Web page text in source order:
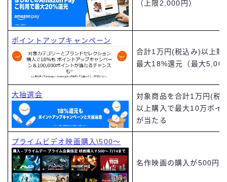
（上限2,000円）
ポイントアップキャンペーン
合計1万円(税込み)以上購
最大18%還元（最大
大抽選会
対象商品を合計1万円(税
以上購入で最大10万ポイ
が当たる
プライムビデオ映画購入\500～
名作映画の購入が500円～